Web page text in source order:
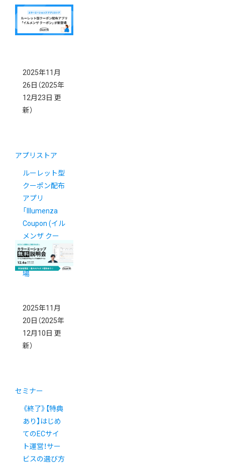
2025年11月
26日 （2025年
12月23日 更
新）
アプリストア
ルーレット型
クーポン配布
アプリ
「Illumenza
Coupon (イル
メンザ クー
ポン)」がアプ
リストアに登
場
2025年11月
20日 （2025年
12月10日 更
新）
セミナー
《終了》【特典
あり】はじめ
てのECサイ
ト運営！サー
ビスの選び方